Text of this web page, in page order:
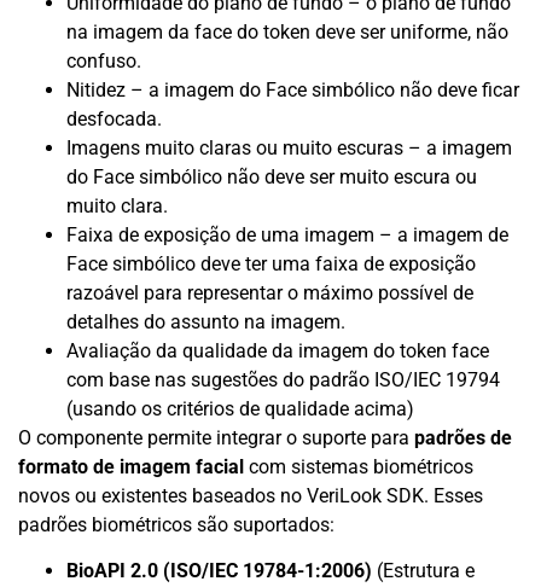
na imagem da face do token deve ser uniforme, não
confuso.
Nitidez – a imagem do Face simbólico não deve ficar
desfocada.
Imagens muito claras ou muito escuras – a imagem
do Face simbólico não deve ser muito escura ou
muito clara.
Faixa de exposição de uma imagem – a imagem de
Face simbólico deve ter uma faixa de exposição
razoável para representar o máximo possível de
detalhes do assunto na imagem.
Avaliação da qualidade da imagem do token face
com base nas sugestões do padrão ISO/IEC 19794
(usando os critérios de qualidade acima)
O componente permite integrar o suporte para padrões de
formato de imagem facial com sistemas biométricos
novos ou existentes baseados no VeriLook SDK. Esses
padrões biométricos são suportados:
BioAPI 2.0 (ISO/IEC 19784-1:2006) (Estrutura e